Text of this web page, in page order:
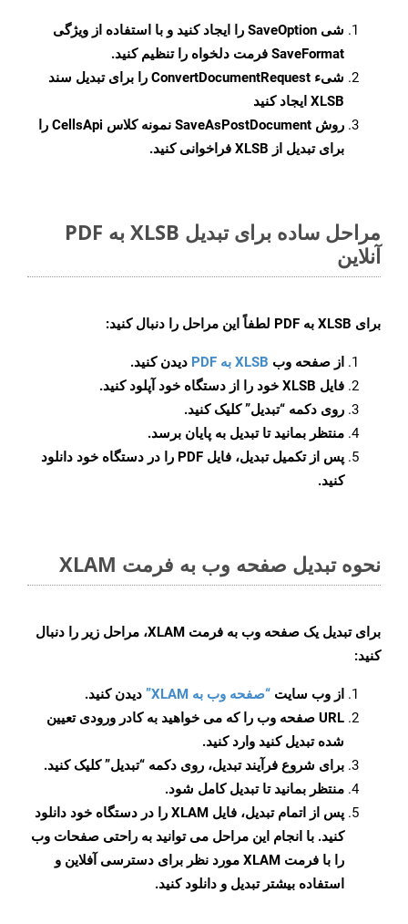
شی SaveOption را ایجاد کنید و با استفاده از ویژگی
SaveFormat فرمت دلخواه را تنظیم کنید.
شیء ConvertDocumentRequest را برای تبدیل سند
XLSB ایجاد کنید
روش SaveAsPostDocument
نمونه کلاس CellsApi را
برای تبدیل از XLSB فراخوانی کنید.
مراحل ساده برای تبدیل XLSB به PDF
آنلاین
برای XLSB به PDF لطفاً این مراحل را دنبال کنید:
از صفحه وب XLSB به PDF
دیدن کنید.
فایل XLSB خود را از دستگاه خود آپلود کنید.
روی دکمه “تبدیل”کلیک کنید.
منتظر بمانید تا تبدیل به پایان برسد.
پس از تکمیل تبدیل، فایل PDF را در دستگاه خود دانلود
کنید.
نحوه تبدیل صفحه وب به فرمت XLAM
برای تبدیل یک صفحه وب به فرمت XLAM، مراحل زیر را دنبال
کنید:
از وب سایت “صفحه وب به XLAM”
دیدن کنید.
URL صفحه وب را که می خواهید به کادر ورودی تعیین
شده تبدیل کنید وارد کنید.
برای شروع فرآیند تبدیل، روی دکمه “تبدیل” کلیک کنید.
منتظر بمانید تا تبدیل کامل شود.
پس از اتمام تبدیل، فایل XLAM را در دستگاه خود دانلود
کنید. با انجام این مراحل می توانید به راحتی صفحات وب
را با فرمت XLAM مورد نظر برای دسترسی آفلاین و
استفاده بیشتر تبدیل و دانلود کنید.